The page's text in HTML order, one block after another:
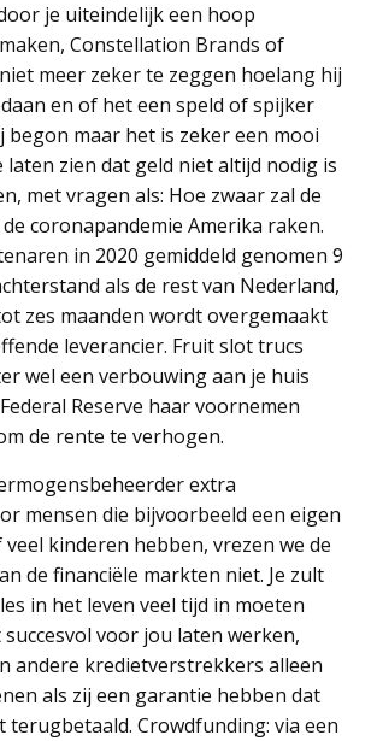
je uiteindelijk een hoop
Constellation Brands of
meer zeker te zeggen hoelang hij
en of het een speld of spijker
begon maar het is zeker een mooi
zien dat geld niet altijd nodig is
met vragen als: Hoe zwaar zal de
coronapandemie Amerika raken.
in 2020 gemiddeld genomen 9
als de rest van Nederland,
zes maanden wordt overgemaakt
leverancier. Fruit slot trucs
wel een verbouwing aan je huis
Reserve haar voornemen
de rente te verhogen.
extra
mensen die bijvoorbeeld een eigen
kinderen hebben, vrezen we de
de financiële markten niet. Je zult
in het leven veel tijd in moeten
voor jou laten werken,
andere kredietverstrekkers alleen
als zij een garantie hebben dat
terugbetaald. Crowdfunding: via een